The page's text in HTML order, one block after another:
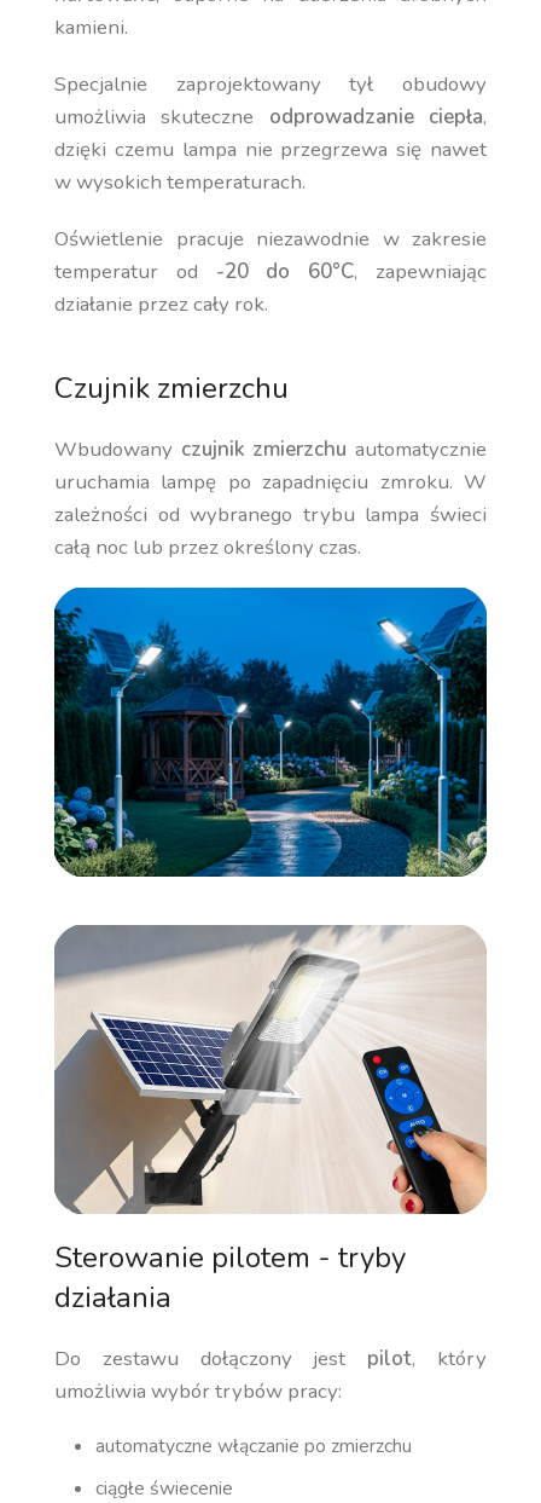
kamieni.
Specjalnie zaprojektowany tył obudowy
umożliwia skuteczne odprowadzanie ciepła,
dzięki czemu lampa nie przegrzewa się nawet
w wysokich temperaturach.
Oświetlenie pracuje niezawodnie w zakresie
temperatur od -20 do 60°C, zapewniając
działanie przez cały rok.
Czujnik zmierzchu
Wbudowany czujnik zmierzchu automatycznie
uruchamia lampę po zapadnięciu zmroku. W
zależności od wybranego trybu lampa świeci
całą noc lub przez określony czas.
Sterowanie pilotem - tryby
działania
Do zestawu dołączony jest pilot, który
umożliwia wybór trybów pracy:
automatyczne włączanie po zmierzchu
ciągłe świecenie